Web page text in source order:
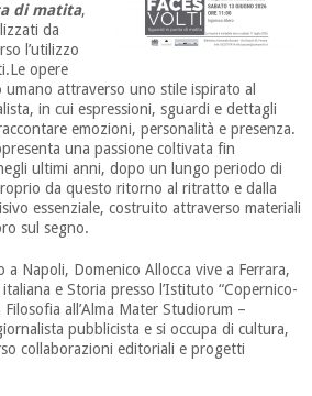
di matita,
da
l’utilizzo
opere
attraverso uno stile ispirato al
in cui espressioni, sguardi e dettagli
emozioni, personalità e presenza.
una passione coltivata fin
ultimi anni, dopo un lungo periodo di
da questo ritorno al ritratto e dalla
essenziale, costruito attraverso materiali
sul segno.
a Napoli, Domenico Allocca vive a Ferrara,
e Storia presso l’Istituto “Copernico-
all’Alma Mater Studiorum –
pubblicista e si occupa di cultura,
collaborazioni editoriali e progetti